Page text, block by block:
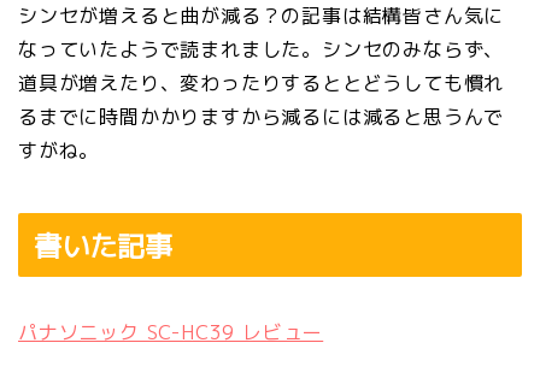
シンセが増えると曲が減る？の記事は結構皆さん気に
なっていたようで読まれました。シンセのみならず、
道具が増えたり、変わったりするととどうしても慣れ
るまでに時間かかりますから減るには減ると思うんで
すがね。
書いた記事
パナソニック SC-HC39 レビュー